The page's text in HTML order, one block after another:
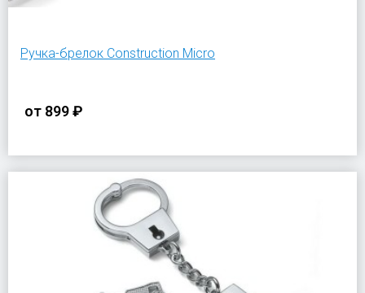
Ручка-брелок Construction Micro
от 899 ₽